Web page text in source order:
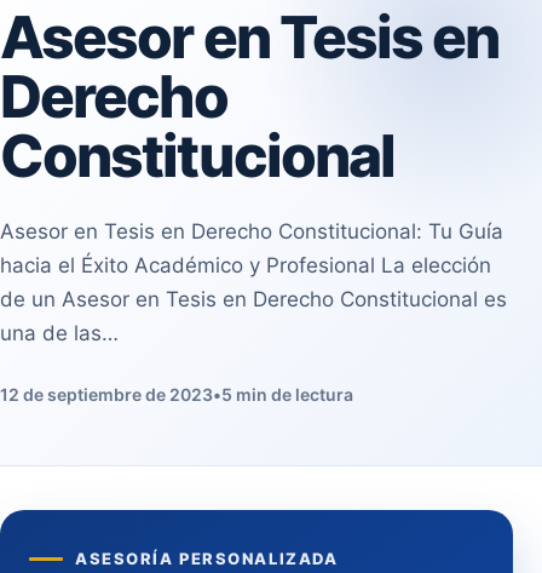
Asesor en Tesis en
Derecho
Constitucional
Asesor en Tesis en Derecho Constitucional: Tu Guía
hacia el Éxito Académico y Profesional La elección
de un Asesor en Tesis en Derecho Constitucional es
una de las…
12 de septiembre de 2023•5 min de lectura
ASESORÍA PERSONALIZADA